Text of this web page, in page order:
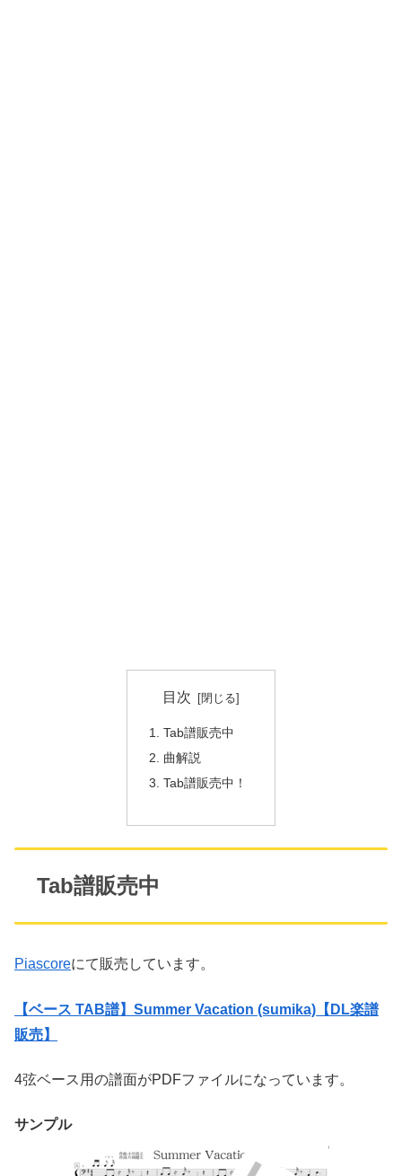
目次
Tab譜販売中
曲解説
Tab譜販売中！
Tab譜販売中
Piascoreにて販売しています。
【ベース TAB譜】Summer Vacation (sumika)【DL楽譜
販売】
4弦ベース用の譜面がPDFファイルになっています。
サンプル